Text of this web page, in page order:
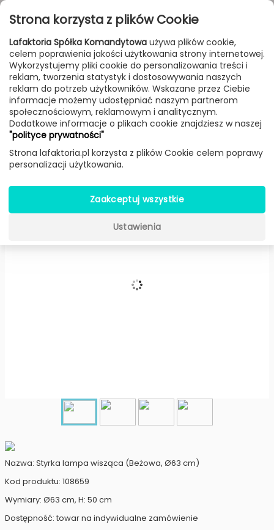
Przejdź do treści
FILTROWANIE & SORTOWANIE
Lampy Producenci Markslöjd Produkt
Styrka lampa wisząca (Beżowa,
Ø63 cm) -Markslöjd
Nazwa: Styrka lampa wisząca (Beżowa, Ø63 cm)
Kod produktu: 108659
Wymiary: Ø63 cm, H: 50 cm
Dostępność: towar na indywidualne zamówienie
Strona korzysta z plików Cookie
Lafaktoria Spółka Komandytowa używa plików cookie,
celem poprawienia jakości użytkowania strony internetowej.
Wykorzystujemy pliki cookie do personalizowania treści i
reklam, tworzenia statystyk i dostosowywania naszych
reklam do potrzeb użytkowników. Wskazane przez Ciebie
informacje możemy udostępniać naszym partnerom
społecznościowym, reklamowym i analitycznym.
Dodatkowe informacje o plikach cookie znajdziesz w naszej
"polityce prywatności"
Strona lafaktoria.pl korzysta z plików Cookie celem poprawy
personalizacji użytkowania.
Zaakceptuj wszystkie
Ustawienia